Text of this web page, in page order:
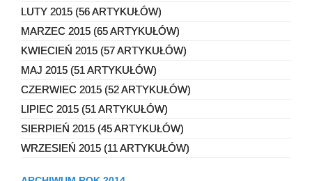
LUTY 2015 (56 ARTYKUŁÓW)
MARZEC 2015 (65 ARTYKUŁÓW)
KWIECIEŃ 2015 (57 ARTYKUŁÓW)
MAJ 2015 (51 ARTYKUŁÓW)
CZERWIEC 2015 (52 ARTYKUŁÓW)
LIPIEC 2015 (51 ARTYKUŁÓW)
SIERPIEŃ 2015 (45 ARTYKUŁÓW)
WRZESIEŃ 2015 (11 ARTYKUŁÓW)